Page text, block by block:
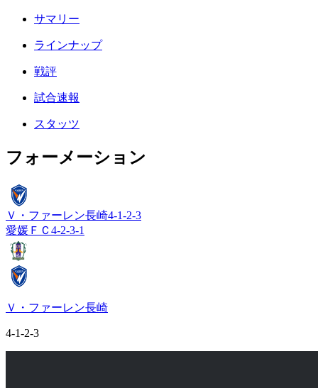
サマリー
ラインナップ
戦評
試合速報
スタッツ
フォーメーション
Ｖ・ファーレン長崎4-1-2-3
愛媛ＦＣ 4-2-3-1
Ｖ・ファーレン長崎
4-1-2-3